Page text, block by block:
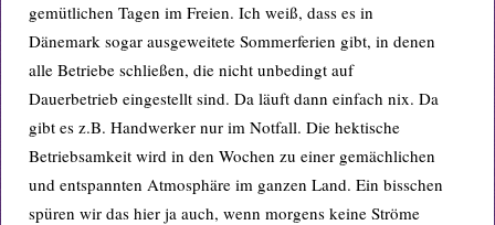
gemütlichen Tagen im Freien. Ich weiß, dass es in
Dänemark sogar ausgeweitete Sommerferien gibt, in denen
alle Betriebe schließen, die nicht unbedingt auf
Dauerbetrieb eingestellt sind. Da läuft dann einfach nix. Da
gibt es z.B. Handwerker nur im Notfall. Die hektische
Betriebsamkeit wird in den Wochen zu einer gemächlichen
und entspannten Atmosphäre im ganzen Land. Ein bisschen
spüren wir das hier ja auch, wenn morgens keine Ströme